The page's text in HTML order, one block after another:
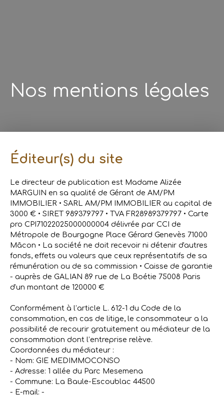
Nos mentions légales
Éditeur(s) du site
Le directeur de publication est Madame Alizée
MARGUIN en sa qualité de Gérant de AM/PM
IMMOBILIER • SARL AM/PM IMMOBILIER au capital de
3000 € • SIRET 989379797 • TVA FR28989379797 • Carte
pro CPI71022025000000004 délivrée par CCI de
Métropole de Bourgogne Place Gérard Genevès 71000
Mâcon • La société ne doit recevoir ni détenir d'autres
fonds, effets ou valeurs que ceux représentatifs de sa
rémunération ou de sa commission • Caisse de garantie
- auprès de GALIAN 89 rue de La Boétie 75008 Paris
d'un montant de 120000 €
Conformément à l’article L. 612-1 du Code de la
consommation, en cas de litige, le consommateur a la
possibilité de recourir gratuitement au médiateur de la
consommation dont l’entreprise relève.
Coordonnées du médiateur :
- Nom: GIE MEDIMMOCONSO
- Adresse: 1 allée du Parc Mesemena
- Commune: La Baule-Escoublac 44500
- E-mail: -